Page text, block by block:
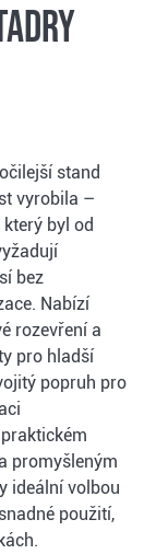
stand
vyrobila –
byl od
bez
Nabízí
rozevření a
pro hladší
popruh pro
promyšleným
ideální volbou
použití,